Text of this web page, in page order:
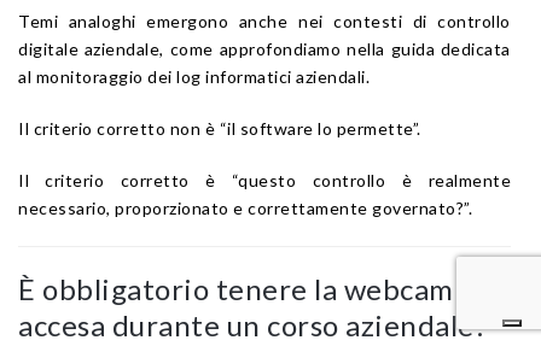
Temi analoghi emergono anche nei contesti di controllo
digitale aziendale, come approfondiamo nella guida dedicata
al monitoraggio dei log informatici aziendali.
Il criterio corretto non è “il software lo permette”.
Il criterio corretto è “questo controllo è realmente
necessario, proporzionato e correttamente governato?”.
È obbligatorio tenere la webcam
accesa durante un corso aziendale?